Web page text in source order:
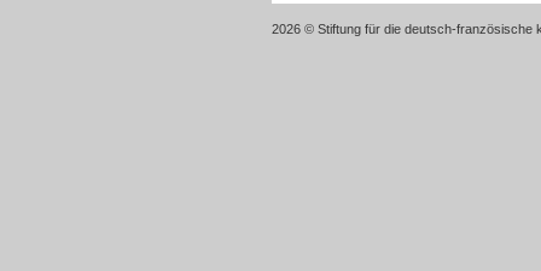
2026 © Stiftung für die deutsch-französische